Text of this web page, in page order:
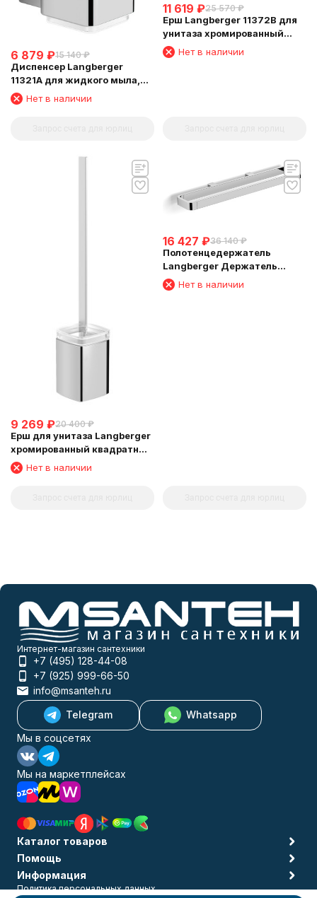
6 879 ₽15 140 ₽
Диспенсер Langberger
11321A для жидкого мыла,
стеклянный, к стене
квадратный
Нет в наличии
11 619 ₽25 570 ₽
Ерш Langberger 11372B для
унитаза хромированный
квадратный к стене
Нет в наличии
9 269 ₽20 400 ₽
Ерш для унитаза Langberger
хромированный квадратный
напольный малый 11327A
Нет в наличии
16 427 ₽36 140 ₽
Полотенцедержатель
Langberger Держатель
аксессуаров и полотенца 45
см 11304D
Нет в наличии
Интернет-магазин сантехники
+7 (495) 128-44-08
+7 (925) 999-66-50
info@msanteh.ru
Telegram
Whatsapp
Мы в соцсетях
Мы на маркетплейсах
Каталог товаров
Помощь
Информация
Политика персональных данных